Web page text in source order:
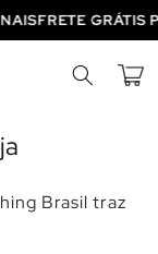
FRETE
Brasil traz